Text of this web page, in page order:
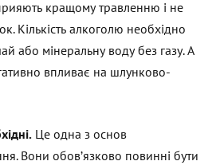
кращому травленню і не
Кількість алкоголю необхідно
або мінеральну воду без газу. А
впливає на шлунково-
Це одна з основ
Вони обов’язково повинні бути